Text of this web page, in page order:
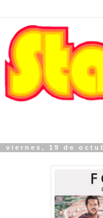
viernes, 19 de